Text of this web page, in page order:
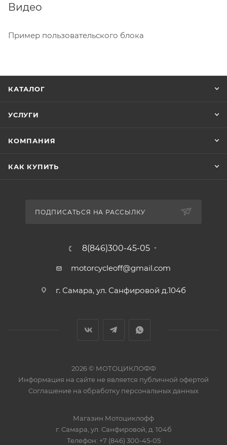
Видео
Пример пользовательского блока
КАТАЛОГ
УСЛУГИ
КОМПАНИЯ
КАК КУПИТЬ
ПОДПИСАТЬСЯ НА РАССЫЛКУ
8(846)300-45-05
motorcycleoff@gmail.com
г. Самара, ул. Санфировой д.104б
2026 © МОТОЦИКЛОФФ
Информация на сайте не является публичной офертой
Соглашение на обработку персональных данных
Магазин Мотоциклофф
г. Самара ул. Санфировой, д. 104б
Телефон: +7 (846) 300-45-05